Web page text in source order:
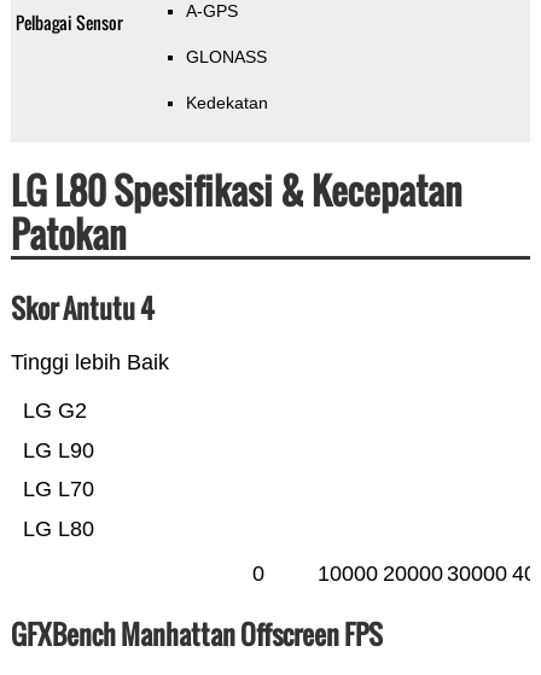
Pelbagai Sensor A-GPS
GLONASS
Kedekatan
LG L80 Spesifikasi & Kecepatan
Patokan
Skor Antutu 4
Tinggi lebih Baik
LG L80
LG L70
LG L90
LG G2
0 10000 2000030000
GFXBench Manhattan Offscreen FPS